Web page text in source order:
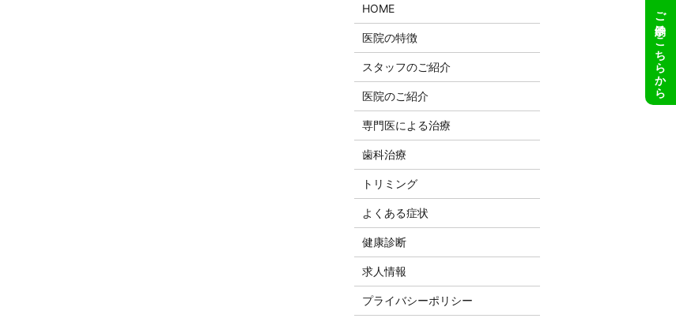
HOME
医院の特徴
スタッフのご紹介
医院のご紹介
専門医による治療
歯科治療
トリミング
よくある症状
健康診断
求人情報
プライバシーポリシー
ご予約はこちらから